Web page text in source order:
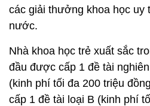
các giải thưởng khoa học uy
nước.
Nhà khoa học trẻ xuất sắc
đầu được cấp 1 đề tài
(kinh phí tối đa 200 triệu
cấp 1 đề tài loại B (kinh phí